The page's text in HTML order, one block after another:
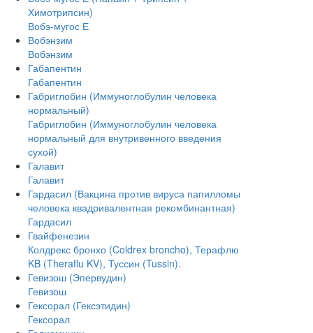
Химотрипсин)
Вобэ-мугос Е
Вобэнзим
Вобэнзим
Габапентин
Габапентин
Габриглобин (Иммуноглобулин человека
нормальный)
Габриглобин (Иммуноглобулин человека
нормальный для внутривенного введения
сухой)
Галавит
Галавит
Гардасил (Вакцина против вируса папилломы
человека квадривалентная рекомбинантная)
Гардасил
Гвайфенезин
Колдрекс бронхо (Coldrex broncho), Терафлю
KB (Theraflu KV), Туссин (Tussin).
Гевизош (Эпервудин)
Гевизош
Гексорал (Гексэтидин)
Гексорал